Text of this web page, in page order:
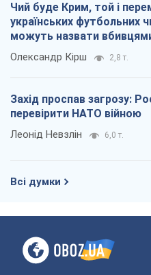
Чий буде Крим, той і
українських футбольних
можуть назвати
Олександр Кірш 2,8 т.
Захід проспав загрозу:
перевірити НАТО війною
Леонід Невзлін 6,0 т.
Всі думки